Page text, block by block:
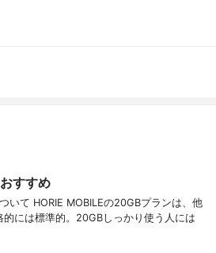
すすめ
いて HORIE MOBILEの20GBプランは、他
には標準的。20GBしっかり使う人には